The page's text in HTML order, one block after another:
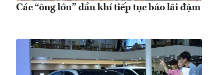
Các “ông lớn” dầu khí tiếp tục báo lãi đậm